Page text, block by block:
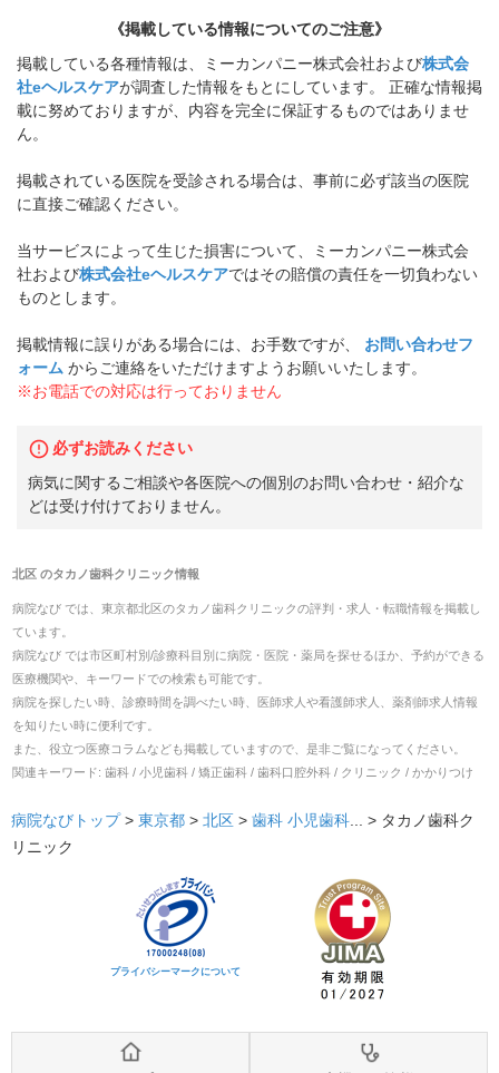
《掲載している情報についてのご注意》
掲載している各種情報は、ミーカンパニー株式会社および株式会
社eヘルスケアが調査した情報をもとにしています。 正確な情報掲
載に努めておりますが、内容を完全に保証するものではありませ
ん。
掲載されている医院を受診される場合は、事前に必ず該当の医院
に直接ご確認ください。
当サービスによって生じた損害について、ミーカンパニー株式会
社および株式会社eヘルスケアではその賠償の責任を一切負わない
ものとします。
掲載情報に誤りがある場合には、お手数ですが、
お問い合わせフ
ォーム からご連絡をいただけますようお願いいたします。
※お電話での対応は行っておりません
必ずお読みください
病気に関するご相談や各医院への個別のお問い合わせ・紹介な
どは受け付けておりません。
北区のタカノ歯科クリニック情報
病院なび では、 東京都北区のタカノ歯科クリニックの評判・求人・転職情報を掲載し
ています。
病院なび では市区町村別/診療科目別に病院・医院・薬局を探せるほか、予約ができる
医療機関や、キーワードでの検索も可能です。
病院を探したい時、診療時間を調べたい時、医師求人や看護師求人、薬剤師求人情報
を知りたい時に便利です。
また、役立つ医療コラムなども掲載していますので、是非ご覧になってください。
関連キーワード: 歯科 / 小児歯科 / 矯正歯科 / 歯科口腔外科 / クリニック / かかりつけ
病院なびトップ > 東京都 > 北区 > 歯科 小児歯科... > タカノ歯科ク
リニック
プライバシーマークについて